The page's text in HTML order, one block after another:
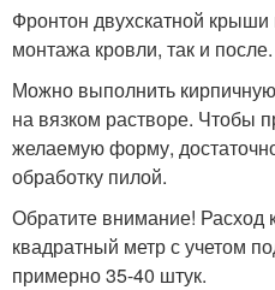
Фронтон двухскатной
монтажа кровли, так и после.
Можно выполнить
на вязком растворе. Чтобы
желаемую форму,
обработку пилой.
Обратите внимание! Расход
квадратный метр с учетом
примерно 35-40 штук.